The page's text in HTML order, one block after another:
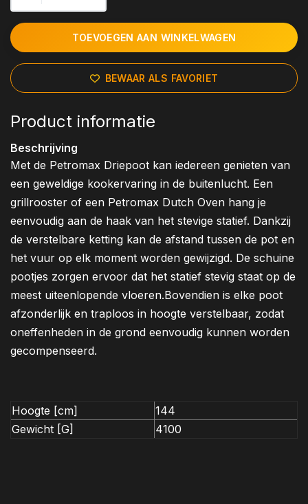
TOEVOEGEN AAN WINKELWAGEN
BEWAAR ALS FAVORIET
Product informatie
Beschrijving
Met de Petromax Driepoot kan iedereen genieten van
een geweldige kookervaring in de buitenlucht. Een
grillrooster of een Petromax Dutch Oven hang je
eenvoudig aan de haak van het stevige statief. Dankzij
de verstelbare ketting kan de afstand tussen de pot en
het vuur op elk moment worden gewijzigd. De schuine
pootjes zorgen ervoor dat het statief stevig staat op de
meest uiteenlopende vloeren.Bovendien is elke poot
afzonderlijk en traploos in hoogte verstelbaar, zodat
oneffenheden in de grond eenvoudig kunnen worden
gecompenseerd.
Hoogte [cm]
144
Gewicht [G]
4100